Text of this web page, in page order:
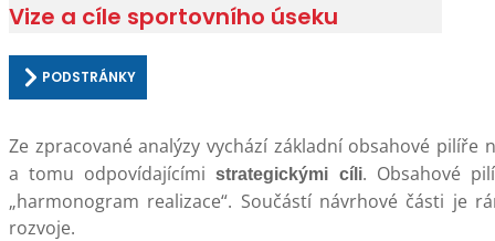
Vize a cíle sportovního úseku
PODSTRÁNKY
Ze zpracované analýzy vychází základní obsahové pilíře
a tomu odpovídajícímistrategickými cíli. Obsahové
„harmonogram realizace“. Součástí návrhové části je
rozvoje.